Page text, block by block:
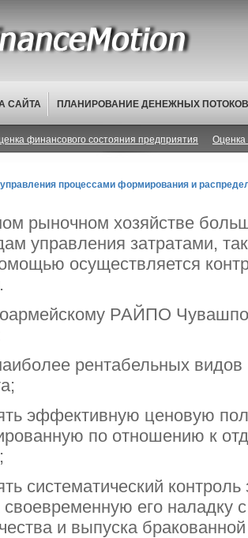
САЙТА ПЛАНИРОВАНИЕ ДЕНЕЖНЫХ ПОТОКОВ
финансового состояния предприятия Оценка
процессами формирования и
рыночном хозяйстве
управления затратами,
осуществляется
РАЙПО
рентабельных
эффективную ценовую
по отношению к
систематический
своевременную его наладку
и выпуска